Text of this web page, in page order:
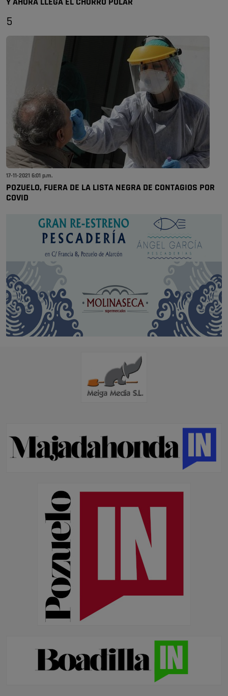
Y AHORA LLEGA EL CHORRO POLAR
5
17-11-2021 6:01 p.m.
POZUELO, FUERA DE LA LISTA NEGRA DE CONTAGIOS POR
COVID